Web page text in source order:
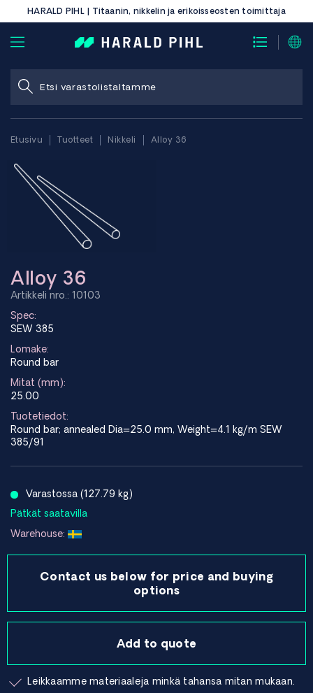
HARALD PIHL | Titaanin, nikkelin ja erikoisseosten toimittaja
Etusivu Tuotteet Nikkeli Alloy 36
Alloy 36
Artikkeli nro.: 10103
Spec:
SEW 385
Lomake:
Round bar
Mitat (mm):
25.00
Tuotetiedot:
Round bar; annealed Dia=25.0 mm, Weight=4.1 kg/m SEW
385/91
Varastossa (127.79 kg)
Pätkät saatavilla
Warehouse:
Contact us below for price and buying
options
Add to quote
Leikkaamme materiaaleja minkä tahansa mitan mukaan.